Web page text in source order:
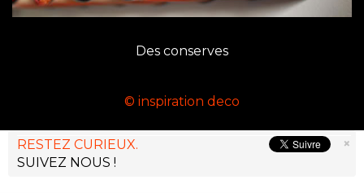
Des conserves
© inspiration deco
×
RESTEZ CURIEUX.
SUIVEZ NOUS !